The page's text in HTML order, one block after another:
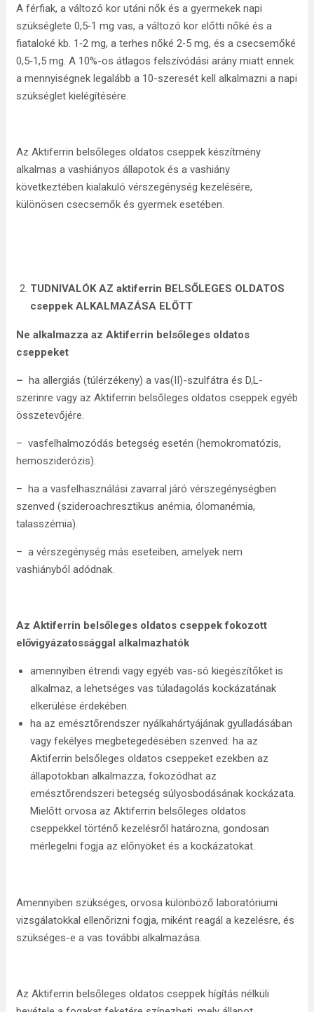
A férfiak, a változó kor utáni nők és a gyermekek napi
szükséglete 0,5‑1 mg vas, a változó kor előtti nőké és a
fiataloké kb. 1‑2 mg, a terhes nőké 2‑5 mg, és a csecsemőké
0,5‑1,5 mg. A 10%-os átlagos felszívódási arány miatt ennek
a mennyiségnek legalább a 10-szeresét kell alkalmazni a napi
szükséglet kielégítésére.
Az Aktiferrin belsőleges oldatos cseppek készítmény
alkalmas a vashiányos állapotok és a vashiány
következtében kialakuló vérszegénység kezelésére,
különösen csecsemők és gyermek esetében.
TUDNIVALÓK AZ aktiferrin BELSŐLEGES OLDATOS
cseppek ALKALMAZÁSA ELŐTT
Ne alkalmazza az Aktiferrin belsőleges oldatos
cseppeket
– ha allergiás (túlérzékeny) a vas(II)-szulfátra és D,L-
szerinre vagy az Aktiferrin belsőleges oldatos cseppek egyéb
összetevőjére.
– vasfelhalmozódás betegség esetén (hemokromatózis,
hemosziderózis).
– ha a vasfelhasználási zavarral járó vérszegénységben
szenved (szideroachresztikus anémia, ólomanémia,
talasszémia).
– a vérszegénység más eseteiben, amelyek nem
vashiányból adódnak.
Az Aktiferrin belsőleges oldatos cseppek fokozott
elővigyázatossággal alkalmazhatók
amennyiben étrendi vagy egyéb vas-só kiegészítőket is
alkalmaz, a lehetséges vas túladagolás kockázatának
elkerülése érdekében.
ha az emésztőrendszer nyálkahártyájának gyulladásában
vagy fekélyes megbetegedésében szenved: ha az
Aktiferrin belsőleges oldatos cseppeket ezekben az
állapotokban alkalmazza, fokozódhat az
emésztőrendszeri betegség súlyosbodásának kockázata.
Mielőtt orvosa az Aktiferrin belsőleges oldatos
cseppekkel történő kezelésről határozna, gondosan
mérlegelni fogja az előnyöket és a kockázatokat.
Amennyiben szükséges, orvosa különböző laboratóriumi
vizsgálatokkal ellenőrizni fogja, miként reagál a kezelésre, és
szükséges-e a vas további alkalmazása.
Az Aktiferrin belsőleges oldatos cseppek hígítás nélküli